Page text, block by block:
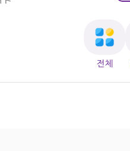
전체